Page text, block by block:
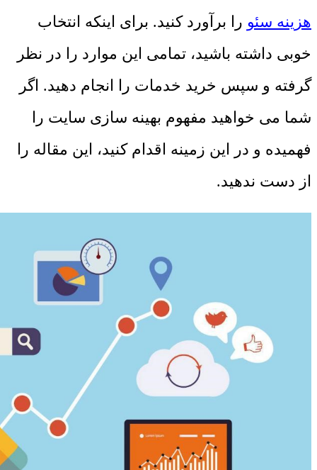
هزینه سئو را برآورد کنید. برای اینکه انتخاب
خوبی داشته باشید، تمامی این موارد را در نظر
گرفته و سپس خرید خدمات را انجام دهید. اگر
شما می خواهید مفهوم بهینه سازی سایت را
فهمیده و در این زمینه اقدام کنید، این مقاله را
از دست ندهید.